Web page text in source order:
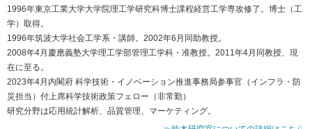
1996年東京工業大学大学院理工学研究科博士課程経営工学専攻修了。博士（工
学）取得。
1996年筑波大学社会工学系・講師。2002年6月同助教授。
2008年4月慶應義塾大学理工学部管理工学科・准教授。2011年4月同教授、現
在に至る。
2023年4月内閣府 科学技術・イノベーション推進事務局参事官（インフラ・防
災担当）付上席科学技術政策フェロー（非常勤）
研究分野は応用統計解析、品質管理、マーケティング。